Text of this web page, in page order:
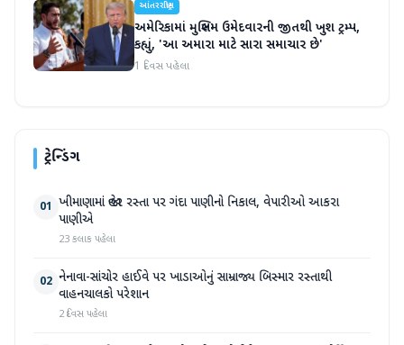
આંતરરાષ્ટ્રીય
અમેરિકામાં મુસ્લિમ ઉમેદવારની જીતથી ખુશ ટ્રમ્પ,
કહ્યું, 'આ અમારા માટે સારા સમાચાર છે'
1 દિવસ પહેલા
ટ્રેન્ડિંગ
01 ખીમાણામાં જાહેર રસ્તા પર ગંદા પાણીનો નિકાલ, વેપારીઓ આકરા
પાણીએ
23 કલાક પહેલા
02 નેનાવા-સાંચોર હાઈવે પર ખાડાઓનું સામ્રાજ્ય બિસ્માર રસ્તાથી
વાહનચાલકો પરેશાન
2 દિવસ પહેલા